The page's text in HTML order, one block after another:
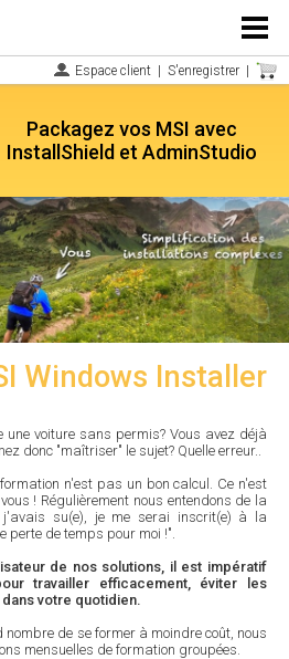
Menu
Espace client S'enregistrer
Packagez vos MSI avec
InstallShield et AdminStudio
Windows Installer
une voiture sans permis? Vous avez déjà
donc "maîtriser" le sujet? Quelle erreur..
n'est pas un bon calcul. Ce n'est
! Régulièrement nous entendons de la
su(e), je me serai inscrit(e) à la
perte de temps pour moi !".
de nos solutions, il est impératif
travailler efficacement, éviter les
votre quotidien.
de se former à moindre coût, nous
mensuelles de formation groupées.